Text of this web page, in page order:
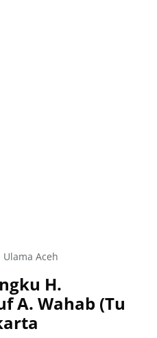
Ulama Aceh
H.
A. Wahab (Tu